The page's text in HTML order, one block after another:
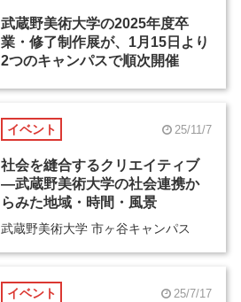
武蔵野美術大学の2025年度卒
業・修了制作展が、1月15日より
2つのキャンパスで順次開催
イベント 25/11/7
社会を縫合するクリエイティブ
―武蔵野美術大学の社会連携か
らみた地域・時間・風景
武蔵野美術大学 市ヶ谷キャンパス
イベント 25/7/17